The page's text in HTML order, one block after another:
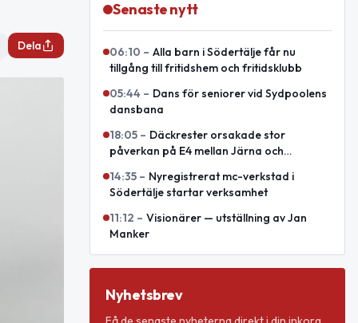
Dela
Senaste nytt
06:10 – Alla barn i Södertälje får nu
tillgång till fritidshem och fritidsklubb
05:44 – Dans för seniorer vid Sydpoolens
dansbana
18:05 – Däckrester orsakade stor
påverkan på E4 mellan Järna och
14:35 – Nyregistrerat mc-verkstad i
Södertälje startar verksamhet
11:12 – Visionärer — utställning av Jan
Manker
Nyhetsbrev